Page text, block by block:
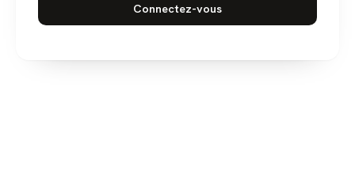
Connectez-vous